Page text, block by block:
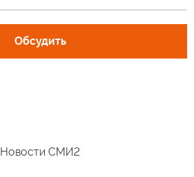
Обсудить
Новости СМИ2